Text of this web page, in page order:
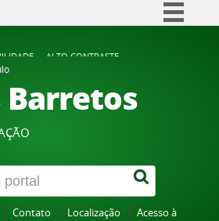
Participe
Acesso à informação
Canais
ALTO CONTRASTE
Barretos
Contato Localização
Acesso à